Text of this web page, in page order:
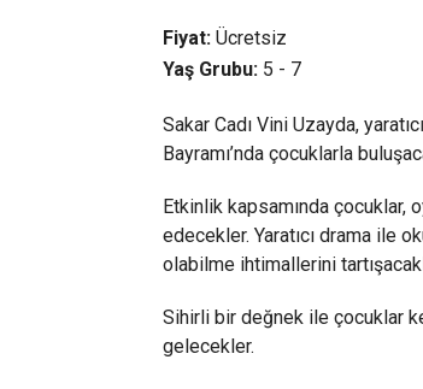
Fiyat:Ücretsiz
Yaş Grubu:5 - 7
Sakar Cadı Vini Uzayda,
Bayramı’nda çocuklarla
Etkinlik kapsamında
edecekler. Yaratıcı drama ile
olabilme ihtimallerini
Sihirli bir değnek ile çocuklar
gelecekler.